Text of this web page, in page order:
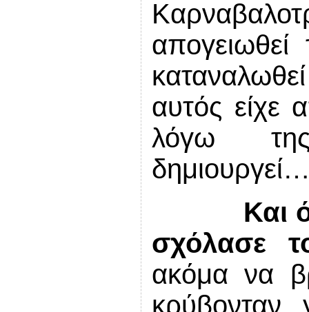
αυτός είχε
λόγω της
Και
σχόλασε
ακόμα να
κρύβονταν